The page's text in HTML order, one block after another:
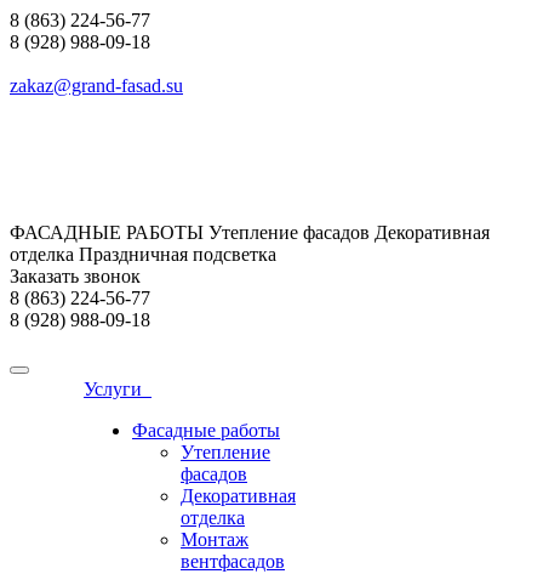
8 (863) 224-56-77
8 (928) 988-09-18
zakaz@grand-fasad.su
ФАСАДНЫЕ РАБОТЫ Утепление фасадов Декоративная
отделка Праздничная подсветка
Заказать звонок
8 (863) 224-56-77
8 (928) 988-09-18
Услуги
Фасадные работы
Утепление
фасадов
Декоративная
отделка
Монтаж
вентфасадов